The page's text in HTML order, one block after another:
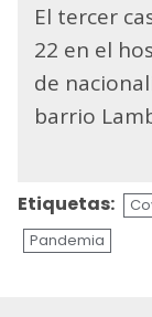
El tercer
22 en el
de
barrio
Etiquetas:
Pandemia